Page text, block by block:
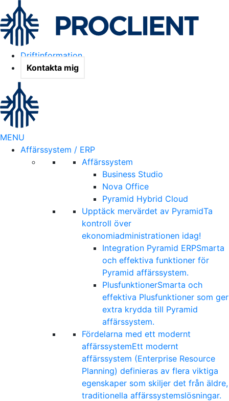
Driftinformation
Kontakta mig
MENU
Affärssystem / ERP
Affärssystem
Business Studio
Nova Office
Pyramid Hybrid Cloud
Upptäck mervärdet av PyramidTa
kontroll över
ekonomiadministrationen idag!
Integration Pyramid ERPSmarta
och effektiva funktioner för
Pyramid affärssystem.
PlusfunktionerSmarta och
effektiva Plusfunktioner som ger
extra krydda till Pyramid
affärssystem.
Fördelarna med ett modernt
affärssystemEtt modernt
affärssystem (Enterprise Resource
Planning) definieras av flera viktiga
egenskaper som skiljer det från äldre,
traditionella affärssystemslösningar.